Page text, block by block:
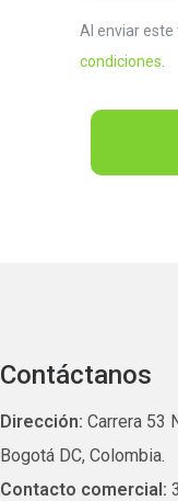
Al enviar
condiciones
Contáctanos
Dirección: Carrera 53
Bogotá DC, Colombia.
Contacto comercial: